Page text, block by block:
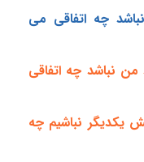
چه اتفاقی می
من نباشد چه اتفاقی
یکدیگر نباشیم چه